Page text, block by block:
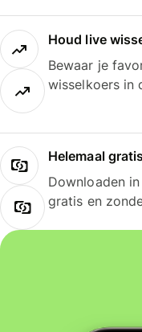
Houd live
Bewaar je
wisselkoers in
Helemaal
Downloaden
gratis en